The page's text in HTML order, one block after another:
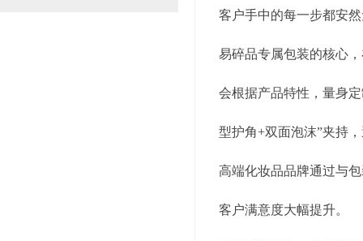
客户手中的每一步都安
易碎品专属包装的核心
会根据产品特性，量身
型护角+双面泡沫”夹持
高端化妆品品牌通过与
客户满意度大幅提升。